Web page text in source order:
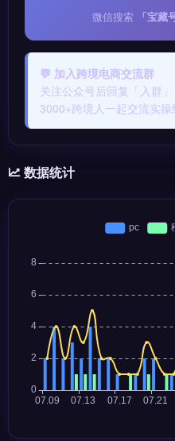
微信搜索 「宝藏
💬 加入跨境电商交流群
关注公众号后回复「入群
3000+跨境人一起交流实操
数据统计